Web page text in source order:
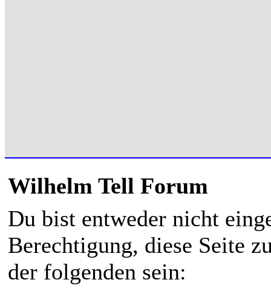
Wilhelm Tell Forum
Du bist entweder nicht
Berechtigung, diese Seite
der folgenden sein: